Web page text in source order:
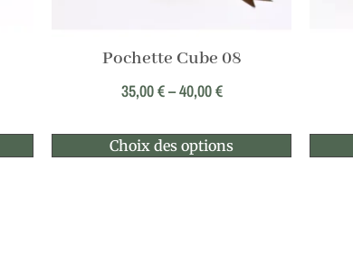
Pochette Cube 08
35,00€–40,00€
Choix des options